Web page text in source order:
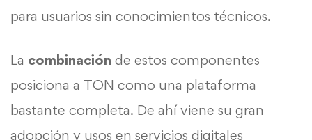
para usuarios sin conocimientos técnicos.
La combinación de estos componentes
posiciona a TON como una plataforma
bastante completa. De ahí viene su gran
adopción y usos en servicios digitales